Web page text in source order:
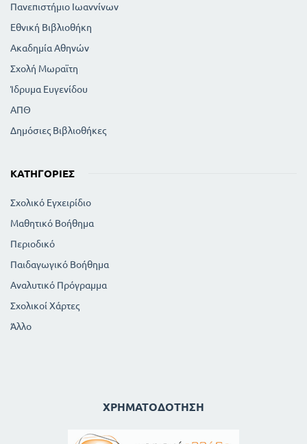
Πανεπιστήμιο Ιωαννίνων
Εθνική Βιβλιοθήκη
Ακαδημία Αθηνών
Σχολή Μωραϊτη
Ίδρυμα Ευγενίδου
ΑΠΘ
Δημόσιες Βιβλιοθήκες
ΚΑΤΗΓΟΡΊΕΣ
Σχολικό Εγχειρίδιο
Μαθητικό Βοήθημα
Περιοδικό
Παιδαγωγικό Βοήθημα
Αναλυτικό Πρόγραμμα
Σχολικοί Χάρτες
Άλλο
ΧΡΗΜΑΤΟΔΌΤΗΣΗ